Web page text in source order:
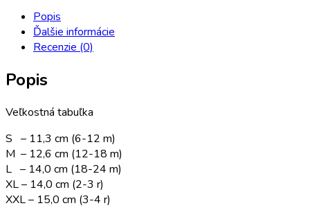
Popis
Ďalšie informácie
Recenzie (0)
Popis
Veľkostná tabuľka
S – 11,3 cm (6-12 m)
M – 12,6 cm (12-18 m)
L – 14,0 cm (18-24 m)
XL – 14,0 cm (2-3 r)
XXL – 15,0 cm (3-4 r)